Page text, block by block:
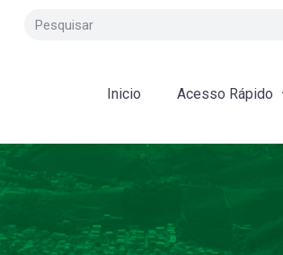
Inicio Acesso Rápido